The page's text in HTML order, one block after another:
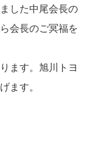
した中尾会長の
会長のご冥福を
ます。旭川トヨ
ます。